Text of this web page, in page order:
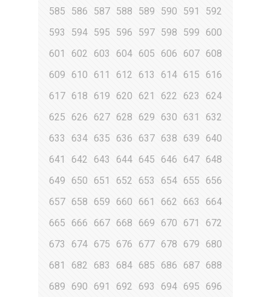
585
586 587 588 589 590 591
592
593
594 595 596 597 598 599
600
601
602 603 604 605 606 607 608
609
610 611 612 613 614 615
616
617 618 619 620 621 622 623
624
625
626 627 628 629 630 631
632
633
634 635 636 637 638 639 640
641
642 643 644 645 646 647 648
649
650 651 652 653 654 655 656
657 658 659 660 661 662 663
664
665
666 667 668 669 670 671
672
673
674 675 676 677 678 679
680
681
682 683 684 685 686 687 688
689
690 691 692 693 694 695
696